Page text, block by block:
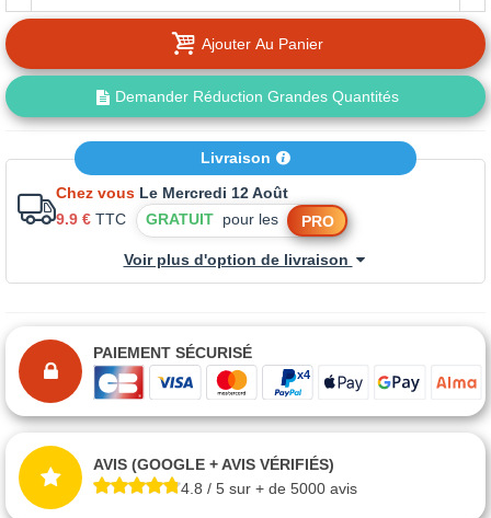
Ajouter Au Panier
Demander Réduction Grandes Quantités
Livraison
Chez vous Le Mercredi 12 Août
9.9 € TTC GRATUIT pour les PRO
Voir plus d'option de livraison
PAIEMENT SÉCURISÉ
AVIS (GOOGLE + AVIS VÉRIFIÉS)
4.8 / 5 sur + de 5000 avis